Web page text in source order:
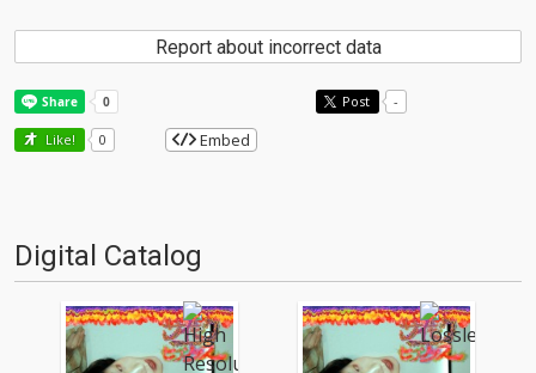
Report about incorrect data
Post -
Like! 0 Embed
Digital Catalog